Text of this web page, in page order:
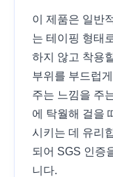
이 제품은 일반
는 테이핑 형태
하지 않고 착용
부위를 부드럽
주는 느낌을 주
에 탁월해 걸을
시키는 데 유리
되어 SGS 인증
니다.